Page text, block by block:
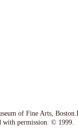
of Fine Arts,
with permission. © 1999.